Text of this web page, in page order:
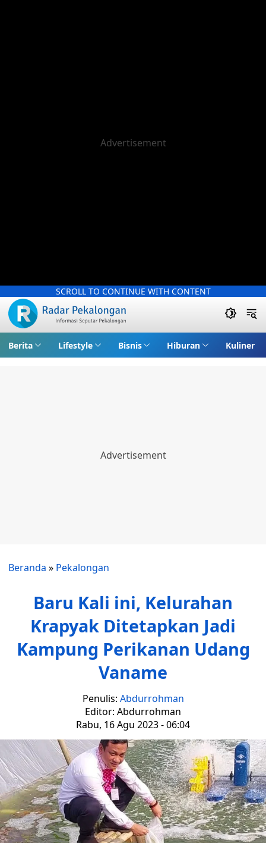
SCROLL TO CONTINUE WITH CONTENT
Berita Lifestyle Bisnis Hiburan Kuliner
Beranda » Pekalongan
Baru Kali ini, Kelurahan
Krapyak Ditetapkan Jadi
Kampung Perikanan Udang
Vaname
Penulis: Abdurrohman
Editor: Abdurrohman
Rabu, 16 Agu 2023 - 06:04